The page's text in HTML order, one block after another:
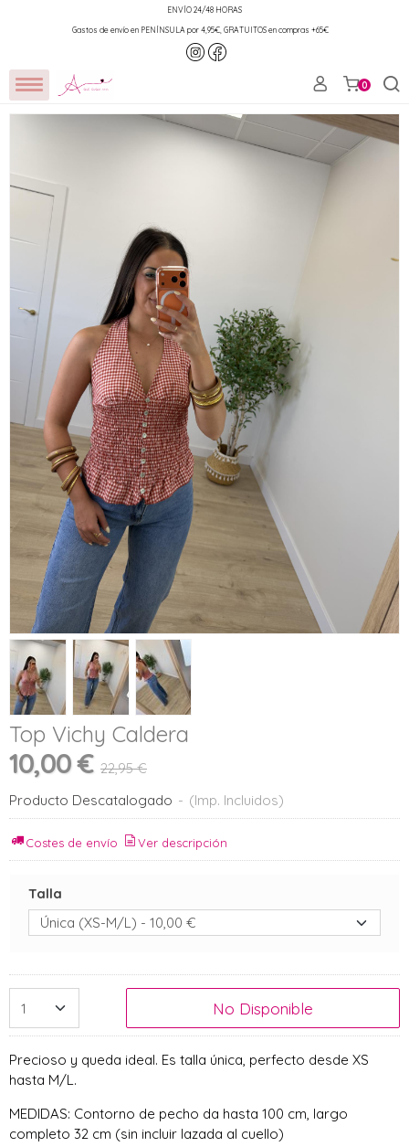
ENVÍO 24/48 HORAS
Gastos de envío en PENÍNSULA por 4,95€, GRATUITOS en compras +65€
0
Top Vichy Caldera
10,00 € 22,95 €
Producto Descatalogado - (Imp. Incluidos)
Costes de envío Ver descripción
Talla
No Disponible
Precioso y queda ideal. Es talla única, perfecto desde XS
hasta M/L.
MEDIDAS: Contorno de pecho da hasta 100 cm, largo
completo 32 cm (sin incluir lazada al cuello)